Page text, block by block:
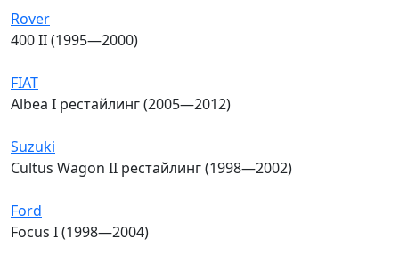
Rover
400 II (1995—2000)
FIAT
Albea I рестайлинг (2005—2012)
Suzuki
Cultus Wagon II рестайлинг (1998—2002)
Ford
Focus I (1998—2004)